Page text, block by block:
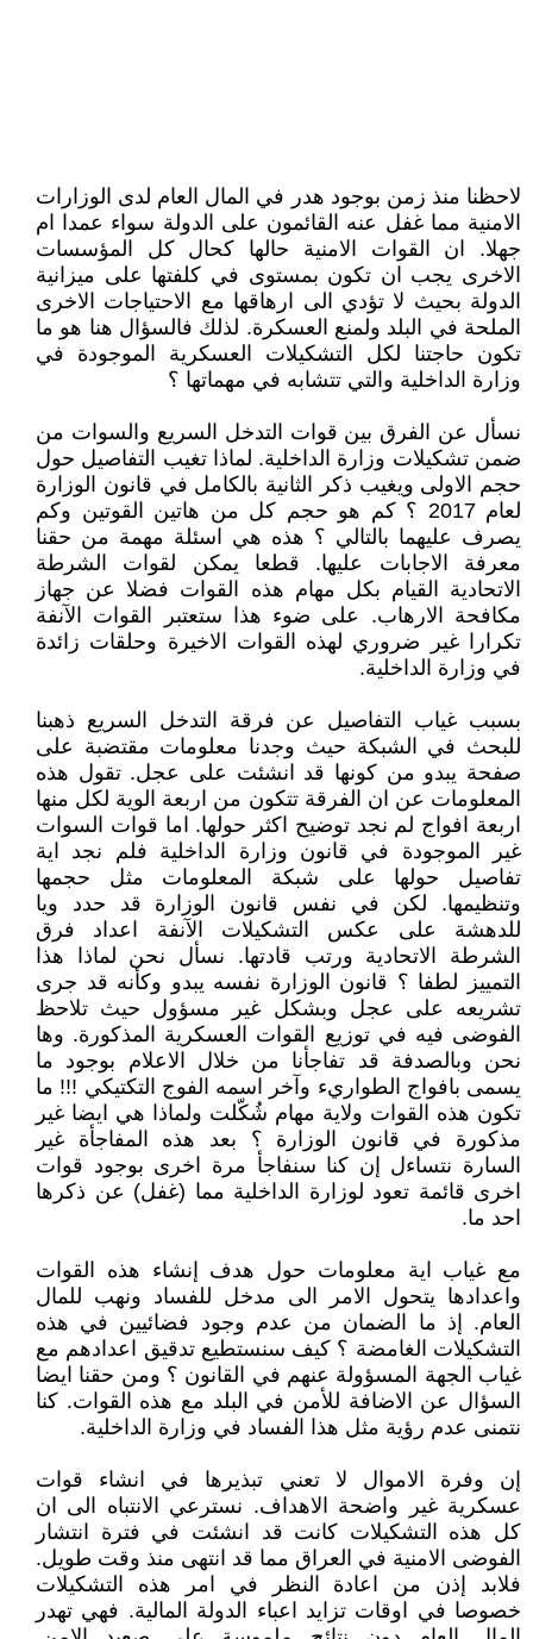
لاحظنا منذ زمن بوجود هدر في المال العام لدى الوزارات
الامنية مما غفل عنه القائمون على الدولة سواء عمدا ام
جهلا. ان القوات الامنية حالها كحال كل المؤسسات
الاخرى يجب ان تكون بمستوى في كلفتها على ميزانية
الدولة بحيث لا تؤدي الى ارهاقها مع الاحتياجات الاخرى
الملحة في البلد ولمنع العسكرة. لذلك فالسؤال هنا هو ما
تكون حاجتنا لكل التشكيلات العسكرية الموجودة في
وزارة الداخلية والتي تتشابه في مهماتها ؟
نسأل عن الفرق بين قوات التدخل السريع والسوات من
ضمن تشكيلات وزارة الداخلية. لماذا تغيب التفاصيل حول
حجم الاولى ويغيب ذكر الثانية بالكامل في قانون الوزارة
لعام 2017 ؟ كم هو حجم كل من هاتين القوتين وكم
يصرف عليهما بالتالي ؟ هذه هي اسئلة مهمة من حقنا
معرفة الاجابات عليها. قطعا يمكن لقوات الشرطة
الاتحادية القيام بكل مهام هذه القوات فضلا عن جهاز
مكافحة الارهاب. على ضوء هذا ستعتبر القوات الآنفة
تكرارا غير ضروري لهذه القوات الاخيرة وحلقات زائدة
في وزارة الداخلية.
بسبب غياب التفاصيل عن فرقة التدخل السريع ذهبنا
للبحث في الشبكة حيث وجدنا معلومات مقتضبة على
صفحة يبدو من كونها قد انشئت على عجل. تقول هذه
المعلومات عن ان الفرقة تتكون من اربعة الوية لكل منها
اربعة افواج لم نجد توضيح اكثر حولها. اما قوات السوات
غير الموجودة في قانون وزارة الداخلية فلم نجد اية
تفاصيل حولها على شبكة المعلومات مثل حجمها
وتنظيمها. لكن في نفس قانون الوزارة قد حدد ويا
للدهشة على عكس التشكيلات الآنفة اعداد فرق
الشرطة الاتحادية ورتب قادتها. نسأل نحن لماذا هذا
التمييز لطفا ؟ قانون الوزارة نفسه يبدو وكأنه قد جرى
تشريعه على عجل وبشكل غير مسؤول حيث تلاحظ
الفوضى فيه في توزيع القوات العسكرية المذكورة. وها
نحن وبالصدفة قد تفاجأنا من خلال الاعلام بوجود ما
يسمى بافواج الطواريء وآخر اسمه الفوج التكتيكي !!! ما
تكون هذه القوات ولاية مهام شُكّلت ولماذا هي ايضا غير
مذكورة في قانون الوزارة ؟ بعد هذه المفاجأة غير
السارة نتساءل إن كنا سنفاجأ مرة اخرى بوجود قوات
اخرى قائمة تعود لوزارة الداخلية مما (غفل) عن ذكرها
احد ما.
مع غياب اية معلومات حول هدف إنشاء هذه القوات
واعدادها يتحول الامر الى مدخل للفساد ونهب للمال
العام. إذ ما الضمان من عدم وجود فضائيين في هذه
التشكيلات الغامضة ؟ كيف سنستطيع تدقيق اعدادهم مع
غياب الجهة المسؤولة عنهم في القانون ؟ ومن حقنا ايضا
السؤال عن الاضافة للأمن في البلد مع هذه القوات. كنا
نتمنى عدم رؤية مثل هذا الفساد في وزارة الداخلية.
إن وفرة الاموال لا تعني تبذيرها في انشاء قوات
عسكرية غير واضحة الاهداف. نسترعي الانتباه الى ان
كل هذه التشكيلات كانت قد انشئت في فترة انتشار
الفوضى الامنية في العراق مما قد انتهى منذ وقت طويل.
فلابد إذن من اعادة النظر في امر هذه التشكيلات
خصوصا في اوقات تزايد اعباء الدولة المالية. فهي تهدر